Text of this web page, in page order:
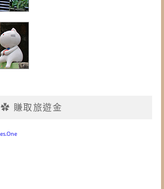
✿ 賺取旅遊金